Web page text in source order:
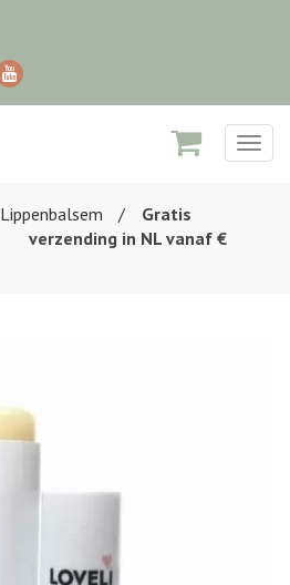
Lippenbalsem
Gratis
verzending in NL vanaf €